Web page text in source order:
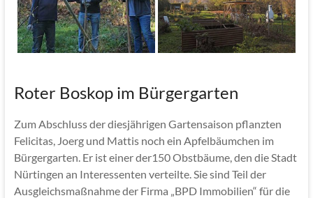
Roter Boskop im Bürgergarten
Zum Abschluss der diesjährigen Gartensaison pflanzten
Felicitas, Joerg und Mattis noch ein Apfelbäumchen im
Bürgergarten. Er ist einer der150 Obstbäume, den die Stadt
Nürtingen an Interessenten verteilte. Sie sind Teil der
Ausgleichsmaßnahme der Firma „BPD Immobilien“ für die